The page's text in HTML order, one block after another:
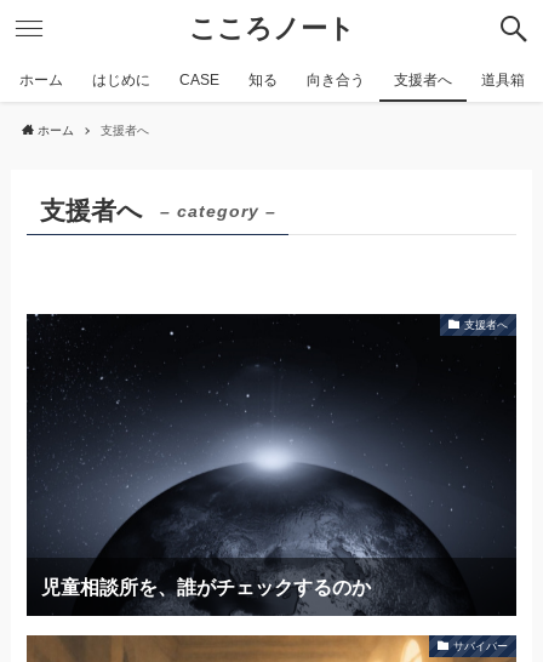
こころノート
ホーム はじめに CASE 知る 向き合う 支援者へ 道具箱
ホーム 支援者へ
支援者へ – category –
支援者へ
児童相談所を、誰がチェックするのか
サバイバー